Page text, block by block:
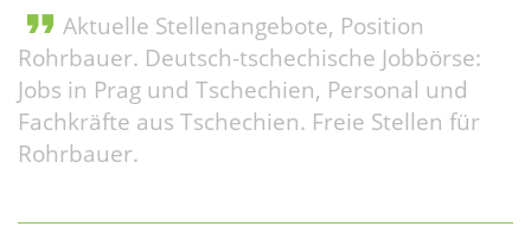
format_quote Aktuelle Stellenangebote, Position
Rohrbauer. Deutsch-tschechische Jobbörse:
Jobs in Prag und Tschechien, Personal und
Fachkräfte aus Tschechien. Freie Stellen für
Rohrbauer.